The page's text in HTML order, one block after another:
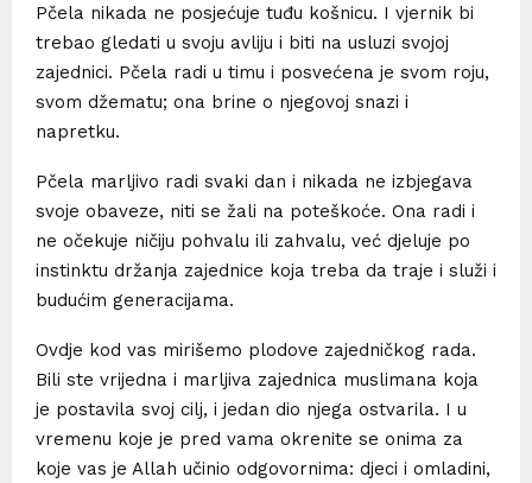
Pčela nikada ne posjećuje tuđu košnicu. I vjernik bi
trebao gledati u svoju avliju i biti na usluzi svojoj
zajednici. Pčela radi u timu i posvećena je svom roju,
svom džematu; ona brine o njegovoj snazi i
napretku.
Pčela marljivo radi svaki dan i nikada ne izbjegava
svoje obaveze, niti se žali na poteškoće. Ona radi i
ne očekuje ničiju pohvalu ili zahvalu, već djeluje po
instinktu držanja zajednice koja treba da traje i služi i
budućim generacijama.
Ovdje kod vas mirišemo plodove zajedničkog rada.
Bili ste vrijedna i marljiva zajednica muslimana koja
je postavila svoj cilj, i jedan dio njega ostvarila. I u
vremenu koje je pred vama okrenite se onima za
koje vas je Allah učinio odgovornima: djeci i omladini,